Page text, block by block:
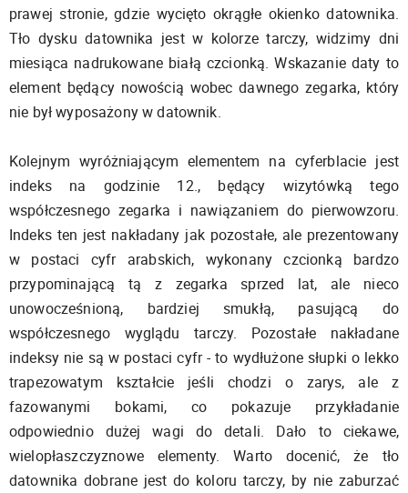
prawej stronie, gdzie wycięto okrągłe okienko datownika.
Tło dysku datownika jest w kolorze tarczy, widzimy dni
miesiąca nadrukowane białą czcionką. Wskazanie daty to
element będący nowością wobec dawnego zegarka, który
nie był wyposażony w datownik.
Kolejnym wyróżniającym elementem na cyferblacie jest
indeks na godzinie 12., będący wizytówką tego
współczesnego zegarka i nawiązaniem do pierwowzoru.
Indeks ten jest nakładany jak pozostałe, ale prezentowany
w postaci cyfr arabskich, wykonany czcionką bardzo
przypominającą tą z zegarka sprzed lat, ale nieco
unowocześnioną, bardziej smukłą, pasującą do
współczesnego wyglądu tarczy. Pozostałe nakładane
indeksy nie są w postaci cyfr - to wydłużone słupki o lekko
trapezowatym kształcie jeśli chodzi o zarys, ale z
fazowanymi bokami, co pokazuje przykładanie
odpowiednio dużej wagi do detali. Dało to ciekawe,
wielopłaszczyznowe elementy. Warto docenić, że tło
datownika dobrane jest do koloru tarczy, by nie zaburzać